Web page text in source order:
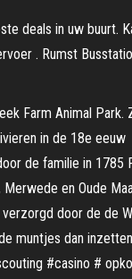
deals in uw buurt.
. Rumst
Farm Animal Park.
in de 18e eeuw
de familie in 1785
en Oude
door de de
muntjes dan
#casino #